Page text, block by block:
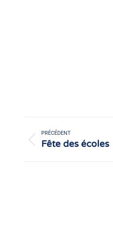
articlePRÉCÉDENT
Article
Fête des écoles